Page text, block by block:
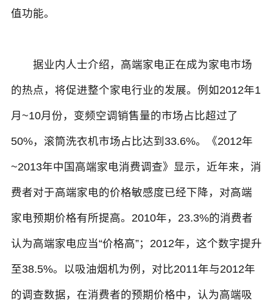
值功能。
据业内人士介绍，高端家电正在成为家电市场
的热点，将促进整个家电行业的发展。例如2012年1
月~10月份，变频空调销售量的市场占比超过了
50%，滚筒洗衣机市场占比达到33.6%。《2012年
~2013年中国高端家电消费调查》显示，近年来，消
费者对于高端家电的价格敏感度已经下降，对高端
家电预期价格有所提高。2010年，23.3%的消费者
认为高端家电应当“价格高”；2012年，这个数字提升
至38.5%。以吸油烟机为例，对比2011年与2012年
的调查数据，在消费者的预期价格中，认为高端吸